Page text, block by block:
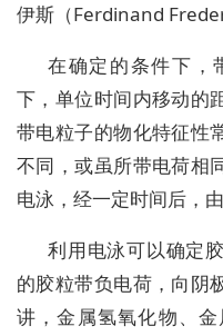
伊斯（Ferdinand
在确定的条件下，
下，单位时间内移动的
带电粒子的物化特征性
不同，或虽所带电荷相
电泳，经一定时间后，
利用电泳可以确定
的胶粒带负电荷，向阴
讲，金属氢氧化物、